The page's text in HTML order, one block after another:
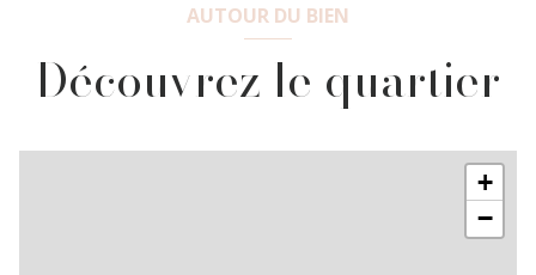
AUTOUR DU BIEN
Découvrez le quartier
+
−